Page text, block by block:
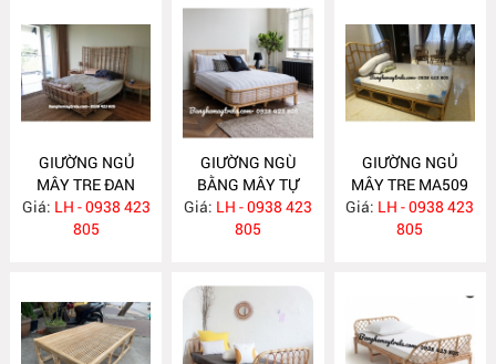
GIƯỜNG NGỦ
MÂY TRE ĐAN
MA511
Giá: LH - 0938 423
805
GIƯỜNG NGÙ
BẰNG MÂY TỰ
NHIÊN MA510
Giá: LH - 0938 423
805
GIƯỜNG NGỦ
MÂY TRE MA509
Giá: LH - 0938 423
805